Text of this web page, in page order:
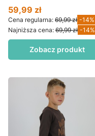
metodą BATIK brąz
Cena promocyjna
59,99 zł
Cena regularna: 69,99 zł -14%
Najniższa cena: 69,99 zł -14%
Zobacz produkt